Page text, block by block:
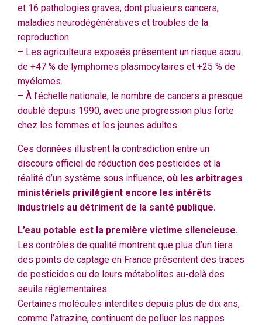
et 16 pathologies graves, dont plusieurs cancers,
maladies neurodégénératives et troubles de la
reproduction.
– Les agriculteurs exposés présentent un risque accru
de +47 % de lymphomes plasmocytaires et +25 % de
myélomes.
– À l’échelle nationale, le nombre de cancers a presque
doublé depuis 1990, avec une progression plus forte
chez les femmes et les jeunes adultes.
Ces données illustrent la contradiction entre un
discours officiel de réduction des pesticides et la
réalité d’un système sous influence, où les arbitrages
ministériels privilégient encore les intérêts
industriels au détriment de la santé publique.
L’eau potable est la première victime silencieuse.
Les contrôles de qualité montrent que plus d’un tiers
des points de captage en France présentent des traces
de pesticides ou de leurs métabolites au-delà des
seuils réglementaires.
Certaines molécules interdites depuis plus de dix ans,
comme l’atrazine, continuent de polluer les nappes